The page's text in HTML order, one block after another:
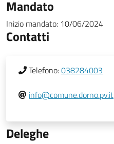
Mandato
Inizio mandato: 10/06/2024
Contatti
Telefono:038284003
info@comune.dorno.pv.it
Deleghe